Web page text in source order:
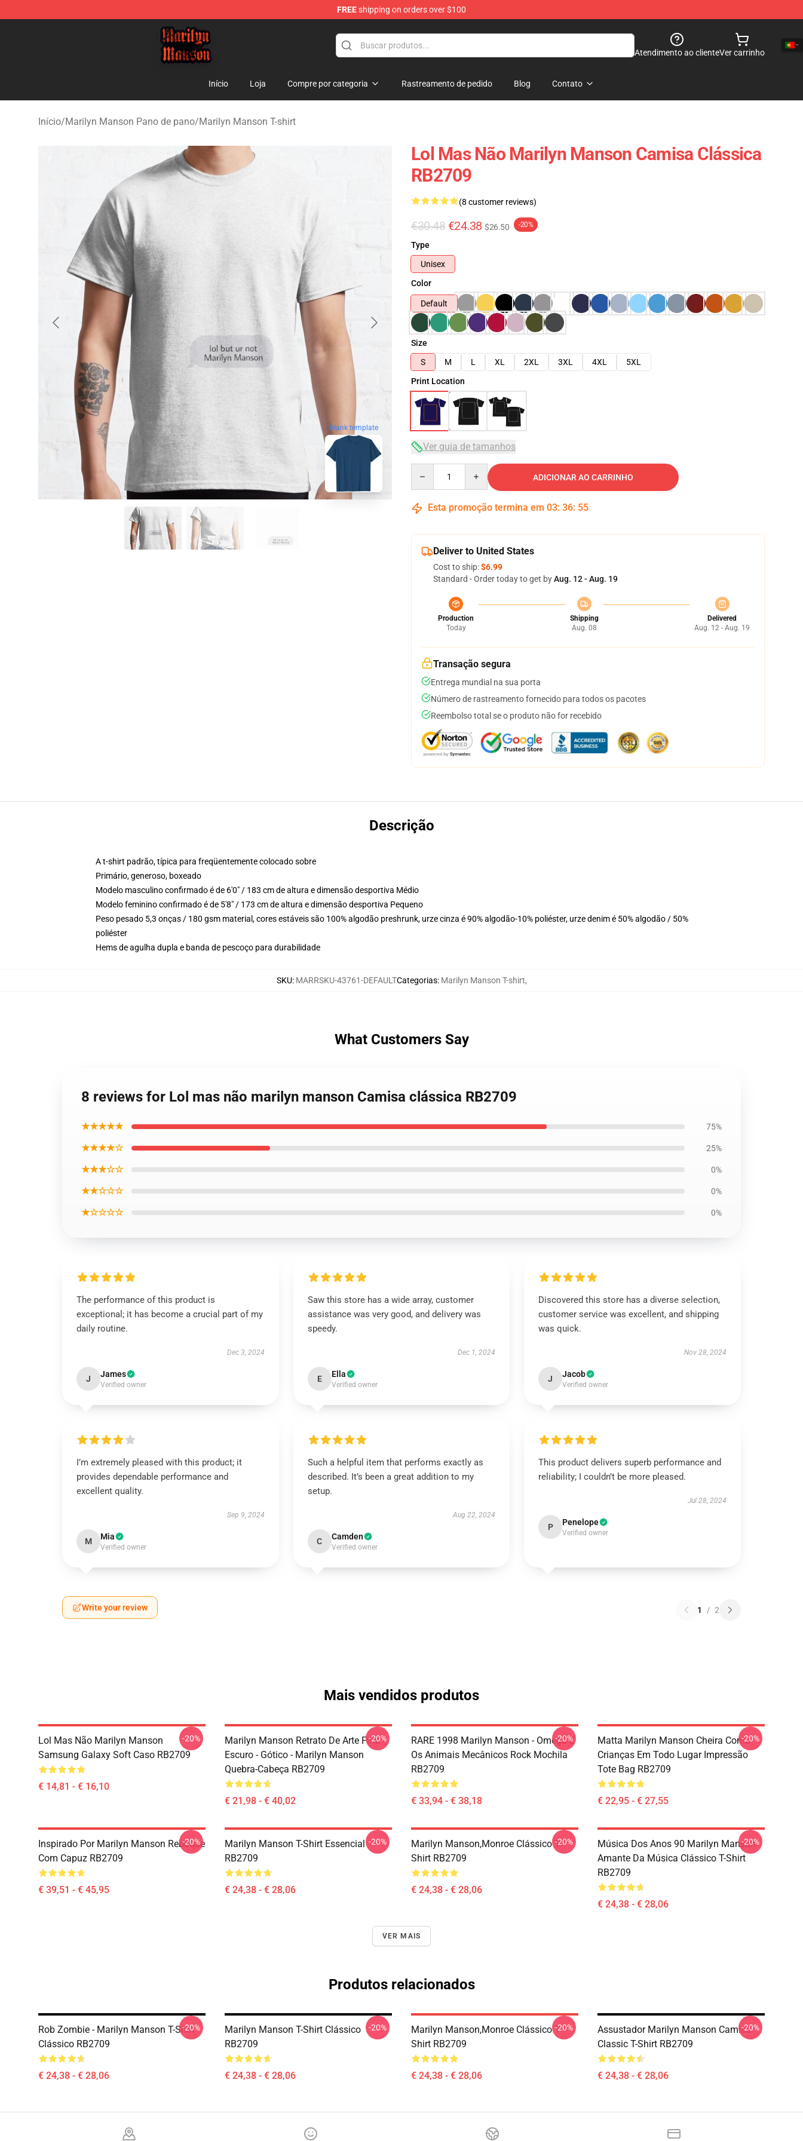
FREEshipping on orders over $100
Marilyn Manson Shop - Official Marilyn Manson Merchandise Store
Atendimento ao clienteVer carrinho
Início Loja Compre por categoria Rastreamento de pedido Blog Contato
Início/Marilyn Manson Pano de pano/Marilyn Manson T-shirt
blank template
Lol Mas Não Marilyn Manson Camisa Clássica
RB2709
(8 customer reviews)
€30.48 €24.38 $26.50 -20%
Type
Unisex
Color
Default
Size
S
M L XL 2XL 3XL 4XL
5XL
Print Location
Ver guia de tamanhos
ADICIONAR AO CARRINHO
Esta promoção termina em 03: 36: 54
Deliver to United States
Cost to ship:$6.99
Standard - Order today to get byAug. 12 - Aug. 19
Production
Today
Shipping
Aug. 08
Delivered
Aug. 12 - Aug. 19
Transação segura
Entrega mundial na sua porta
Número de rastreamento fornecido para todos os pacotes
Reembolso total se o produto não for recebido
Descrição
A t-shirt padrão, típica para freqüentemente colocado sobre
Primário, generoso, boxeado
Modelo masculino confirmado é de 6'0" / 183 cm de altura e dimensão desportiva Médio
Modelo feminino confirmado é de 5'8" / 173 cm de altura e dimensão desportiva Pequeno
Peso pesado 5,3 onças / 180 gsm material, cores estáveis são 100% algodão preshrunk, urze cinza é 90% algodão-10% poliéster, urze denim é 50% algodão / 50%
poliéster
Hems de agulha dupla e banda de pescoço para durabilidade
SKU: MARRSKU-43761-DEFAULTCategorias: Marilyn Manson T-shirt,
What Customers Say
8 reviews for Lol mas não marilyn manson Camisa clássica RB2709
★★★★★ 75%
★★★★☆ 25%
★★★☆☆ 0%
★★☆☆☆ 0%
★☆☆☆☆ 0%
The performance of this product is
exceptional; it has become a crucial part of my
daily routine.
Dec 3, 2024
J James
Verified owner
Saw this store has a wide array, customer
assistance was very good, and delivery was
speedy.
Dec 1, 2024
E Ella
Verified owner
Discovered this store has a diverse selection,
customer service was excellent, and shipping
was quick.
Nov 28, 2024
J Jacob
Verified owner
I’m extremely pleased with this product; it
provides dependable performance and
excellent quality.
Sep 9, 2024
M Mia
Verified owner
Such a helpful item that performs exactly as
described. It’s been a great addition to my
setup.
Aug 22, 2024
C Camden
Verified owner
This product delivers superb performance and
reliability; I couldn’t be more pleased.
Jul 28, 2024
P Penelope
Verified owner
Write your review 1 / 2
Mais vendidos produtos
Lol Mas Não Marilyn Manson
Samsung Galaxy Soft Caso RB2709
€ 14,81 - € 16,10
-20%
Marilyn Manson Retrato De Arte Fina -
Escuro - Gótico - Marilyn Manson
Quebra-Cabeça RB2709
€ 21,98 - € 40,02
-20%
RARE 1998 Marilyn Manson - Omega E
Os Animais Mecânicos Rock Mochila
RB2709
€ 33,94 - € 38,18
-20%
Matta Marilyn Manson Cheira Como
Crianças Em Todo Lugar Impressão
Tote Bag RB2709
€ 22,95 - € 27,55
-20%
Inspirado Por Marilyn Manson Reboque
Com Capuz RB2709
€ 39,51 - € 45,95
-20%
Marilyn Manson T-Shirt Essencial
RB2709
€ 24,38 - € 28,06
-20%
Marilyn Manson,Monroe Clássico T-
Shirt RB2709
€ 24,38 - € 28,06
-20%
Música Dos Anos 90 Marilyn Manson
Amante Da Música Clássico T-Shirt
RB2709
€ 24,38 - € 28,06
-20%
VER MAIS
Produtos relacionados
Rob Zombie - Marilyn Manson T-Shirt
Clássico RB2709
€ 24,38 - € 28,06
-20%
Marilyn Manson T-Shirt Clássico
RB2709
€ 24,38 - € 28,06
-20%
Marilyn Manson,Monroe Clássico T-
Shirt RB2709
€ 24,38 - € 28,06
-20%
Assustador Marilyn Manson Camisa
Classic T-Shirt RB2709
€ 24,38 - € 28,06
-20%